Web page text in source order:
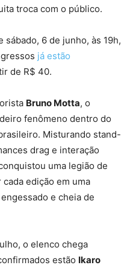
troca com o público.
6 de junho, às 19h,
já estão
de R$ 40.
Bruno Motta, o
fenômeno dentro do
Misturando stand-
drag e interação
uma legião de
edição em uma
e cheia de
o elenco chega
estão Ikaro